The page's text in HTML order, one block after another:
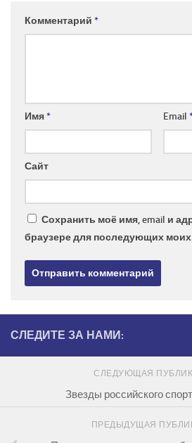
Комментарий *
Имя* Email
Сайт
Сохранить моё имя, email и
браузере для последующих
СЛЕДИТЕ ЗА НАМИ:
СЛЕДУЮЩАЯ
Звезды российского
ПРЕДЫДУЩАЯ